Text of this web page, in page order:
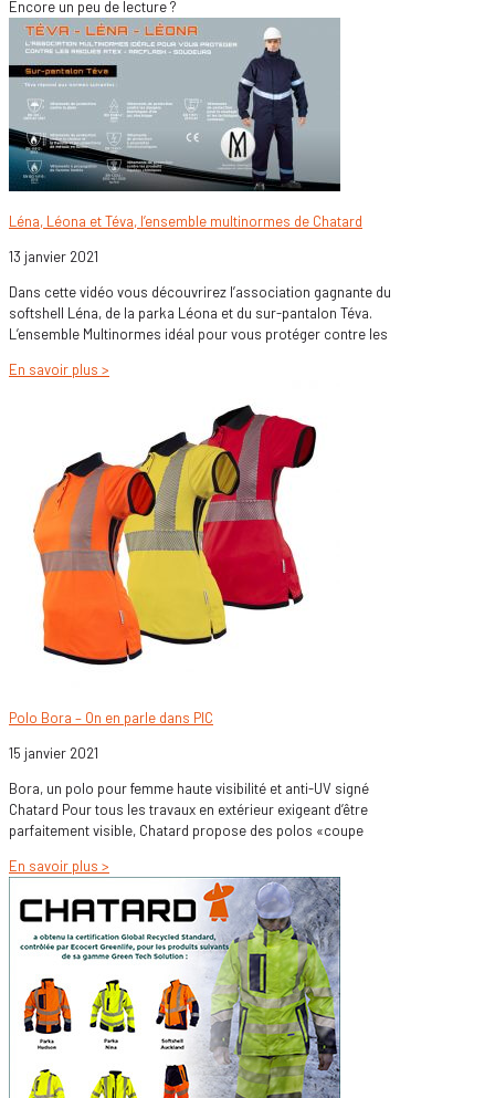
Encore un peu de lecture ?
Léna, Léona et Téva, l’ensemble multinormes de Chatard
13 janvier 2021
Dans cette vidéo vous découvrirez l’association gagnante du
softshell Léna, de la parka Léona et du sur-pantalon Téva.
L’ensemble Multinormes idéal pour vous protéger contre les
En savoir plus >
Polo Bora – On en parle dans PIC
15 janvier 2021
Bora, un polo pour femme haute visibilité et anti-UV signé
Chatard Pour tous les travaux en extérieur exigeant d’être
parfaitement visible, Chatard propose des polos «coupe
En savoir plus >